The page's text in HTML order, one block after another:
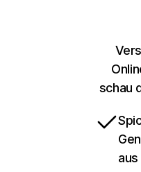
schau
aus